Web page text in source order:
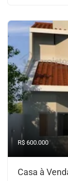
R$ 600.000
Casa à